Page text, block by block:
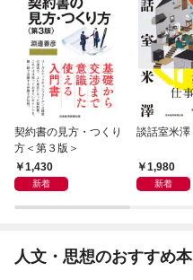
契約書の見方・つくり
方＜第３版＞
1,430
新着
談話室米澤
1,980
新着
人文・思想のおすすめ本